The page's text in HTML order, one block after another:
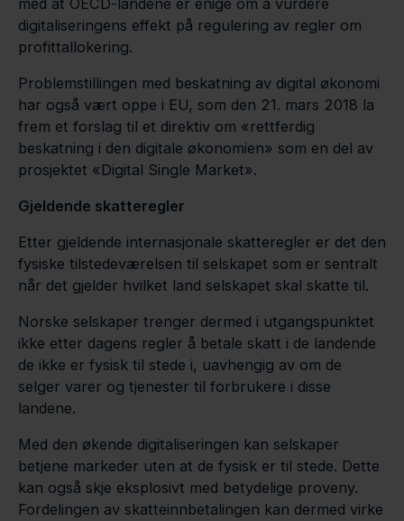
med at OECD-landene er enige om å vurdere
digitaliseringens effekt på regulering av regler om
profittallokering.
Problemstillingen med beskatning av digital økonomi
har også vært oppe i EU, som den 21. mars 2018 la
frem et forslag til et direktiv om «rettferdig
beskatning i den digitale økonomien» som en del av
prosjektet «Digital Single Market».
Gjeldende skatteregler
Etter gjeldende internasjonale skatteregler er det den
fysiske tilstedeværelsen til selskapet som er sentralt
når det gjelder hvilket land selskapet skal skatte til.
Norske selskaper trenger dermed i utgangspunktet
ikke etter dagens regler å betale skatt i de landende
de ikke er fysisk til stede i, uavhengig av om de
selger varer og tjenester til forbrukere i disse
landene.
Med den økende digitaliseringen kan selskaper
betjene markeder uten at de fysisk er til stede. Dette
kan også skje eksplosivt med betydelige proveny.
Fordelingen av skatteinnbetalingen kan dermed virke